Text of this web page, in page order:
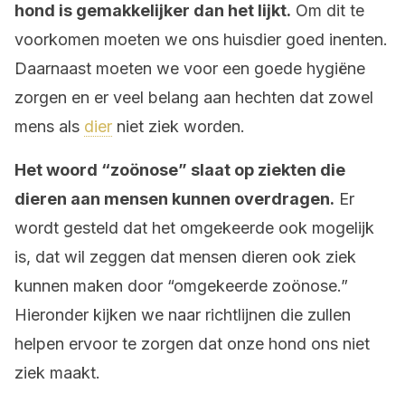
hond is gemakkelijker dan het lijkt. Om dit te
voorkomen moeten we ons huisdier goed inenten.
Daarnaast moeten we voor een goede hygiëne
zorgen en er veel belang aan hechten dat zowel
mens als dier niet ziek worden.
Het woord “zoönose” slaat op ziekten die
dieren aan mensen kunnen overdragen. Er
wordt gesteld dat het omgekeerde ook mogelijk
is, dat wil zeggen dat mensen dieren ook ziek
kunnen maken door “omgekeerde zoönose.”
Hieronder kijken we naar richtlijnen die zullen
helpen ervoor te zorgen dat onze hond ons niet
ziek maakt.